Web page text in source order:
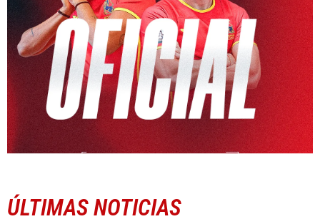
ÚLTIMAS NOTICIAS